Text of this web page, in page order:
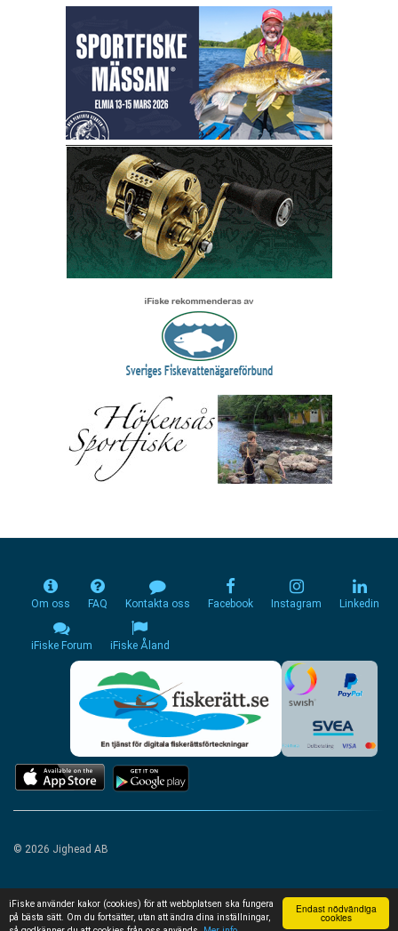
Endast nödvändiga
cookies
iFiske använder kakor (cookies) för att webbplatsen ska fungera
på bästa sätt. Om du fortsätter, utan att ändra dina inställningar,
Om oss FAQ Kontakta oss Facebook Instagram Linkedin
iFiske Forum iFiske Åland
© 2026 Jighead AB